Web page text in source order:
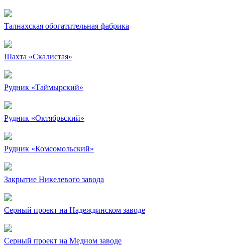
Талнахская обогатительная фабрика
Шахта «Скалистая»
Рудник «Таймырский»
Рудник «Октябрьский»
Рудник «Комсомольский»
Закрытие Никелевого завода
Серный проект на Надеждинском заводе
Серный проект на Медном заводе